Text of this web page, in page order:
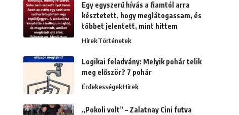
Egy egyszerű hívás a fiamtól arra
késztetett, hogy meglátogassam, és
többet jelentett, mint hittem
HírekTörténetek
Logikai feladvány: Melyik pohár telik
meg először? 7 pohár
ÉrdekességekHírek
„Pokoli volt” – Zalatnay Cini futva